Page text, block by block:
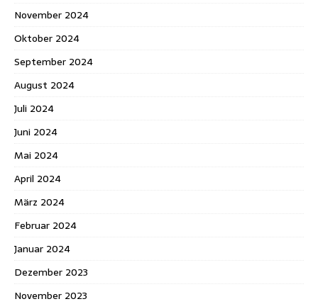
November 2024
Oktober 2024
September 2024
August 2024
Juli 2024
Juni 2024
Mai 2024
April 2024
März 2024
Februar 2024
Januar 2024
Dezember 2023
November 2023